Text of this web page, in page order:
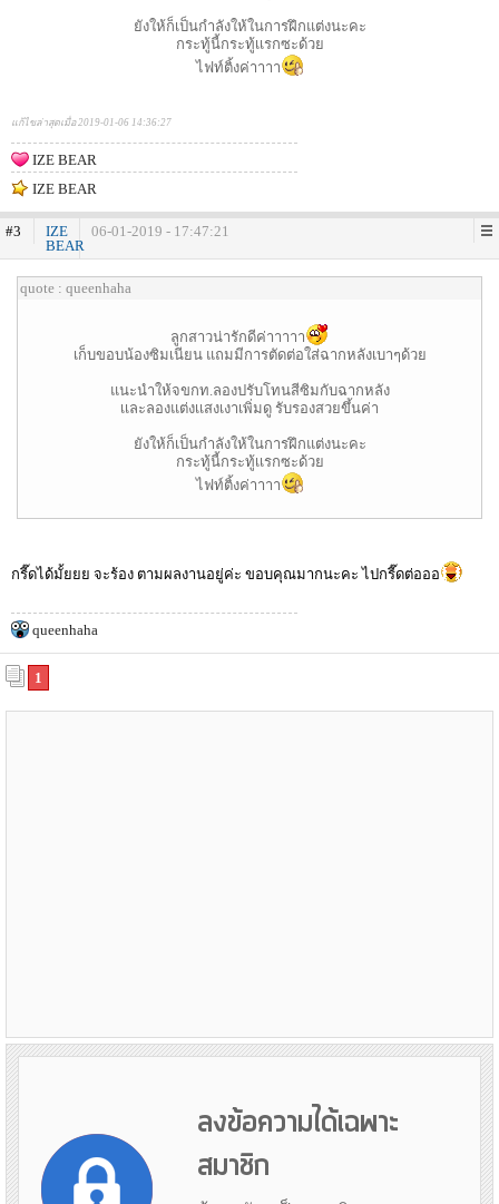
ยังให้ก็เป็นกำลังให้ในการฝึกแต่งนะคะ
กระทู้นี้กระทู้เเรกซะด้วย
ไฟท์ติ้งค่าาาา
แก้ไขล่าสุดเมื่อ 2019-01-06 14:36:27
IZE BEAR
IZE BEAR
#3
IZE
BEAR
06-01-2019 - 17:47:21
quote : queenhaha
ลูกสาวน่ารักดีค่าาาาา
เก็บขอบน้องซิมเนียน แถมมีการตัดต่อใส่ฉากหลังเบาๆด้วย
แนะนำให้จขกท.ลองปรับโทนสีซิมกับฉากหลัง
เเละลองแต่งเเสงเงาเพิ่มดู รับรองสวยขึ้นค่า
ยังให้ก็เป็นกำลังให้ในการฝึกแต่งนะคะ
กระทู้นี้กระทู้เเรกซะด้วย
ไฟท์ติ้งค่าาาา
กรี๊ดได้มั้ยยย จะร้อง ตามผลงานอยู่ค่ะ ขอบคุณมากนะคะ ไปกรี๊ดต่อออ
queenhaha
1
ลงข้อความได้เฉพาะ
สมาชิก